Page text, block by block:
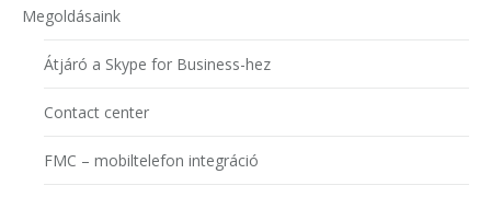
Megoldásaink
Átjáró a Skype for Business-hez
Contact center
FMC – mobiltelefon integráció